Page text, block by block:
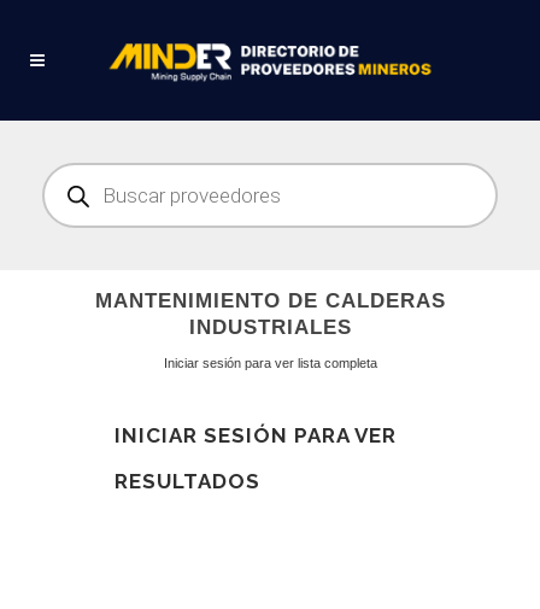
Búsqueda
de
productos
MANTENIMIENTO DE CALDERAS
INDUSTRIALES
Iniciar sesión para ver lista completa
INICIAR SESIÓN PARA VER
RESULTADOS